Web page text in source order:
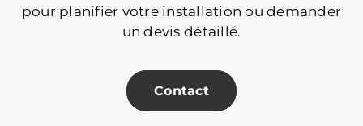
pour planifier votre installation ou demander
un devis détaillé.
Contact